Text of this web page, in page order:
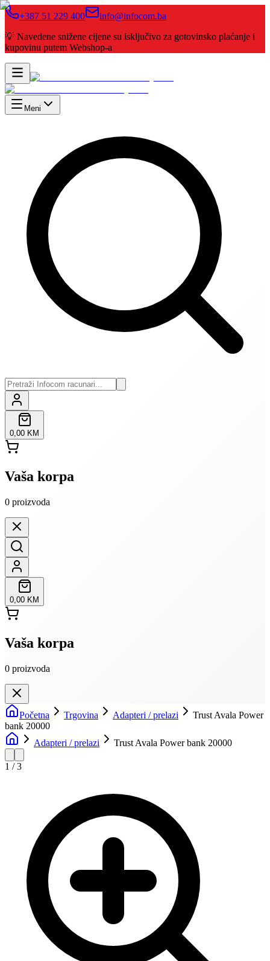
+387 51 229 400
info@infocom.ba
💡 Navedene snižene cijene su isključivo za gotovinsko plaćanje i
kupovinu putem Webshop-a
Meni
0,00 KM
Vaša korpa
0 proizvoda
0,00 KM
Vaša korpa
0 proizvoda
Početna Trgovina Adapteri / prelazi
Trust Avala Power
bank 20000
Adapteri / prelazi
Trust Avala Power bank 20000
1 /3